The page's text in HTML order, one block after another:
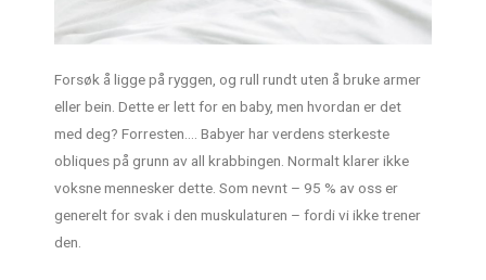
Forsøk å ligge på ryggen, og rull rundt uten å bruke armer
eller bein. Dette er lett for en baby, men hvordan er det
med deg? Forresten…. Babyer har verdens sterkeste
obliques på grunn av all krabbingen. Normalt klarer ikke
voksne mennesker dette. Som nevnt – 95 % av oss er
generelt for svak i den muskulaturen – fordi vi ikke trener
den.